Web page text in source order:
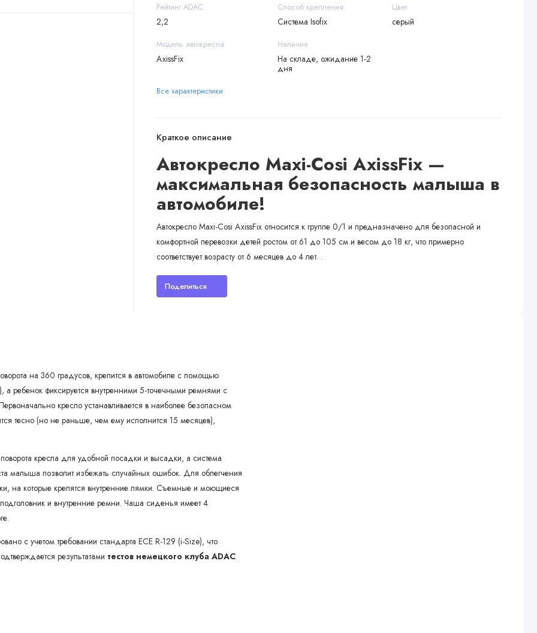
Рейтинг ADAC
2,2
Способ крепления
Система Isofix
Цвет
серый
Модель автокресла
AxissFix
Наличие
На складе, ожидание 1-2
дня
Все характеристики
Краткое описание
Автокресло Maxi-Cosi AxissFix —
максимальная безопасность малыша в
автомобиле!
Автокресло Maxi-Cosi AxissFix относится к группе 0/1 и предназначено для безопасной и
комфортной перевозки детей ростом от 61 до 105 см и весом до 18 кг, что примерно
соответствует возрасту от 6 месяцев до 4 лет. .
Поделиться
на 360 градусов, крепится в автомобиле с помощью
а ребенок фиксируется внутренними 5-точечными ремнями с
кресло устанавливается в наиболее безопасном
тесно (но не раньше, чем ему исполнится 15 месяцев),
кресла для удобной посадки и высадки, а система
малыша позволит избежать случайных ошибок. Для облегчения
на которые крепятся внутренние лямки. Съемные и моющиеся
и внутренние ремни. Чаша сиденья имеет 4
с учетом требовании стандарта ECE R-129 (i-Size), что
результатамитестов немецкого клуба ADAC.